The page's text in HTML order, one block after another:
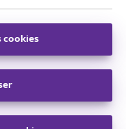
Bruxelles.
cookies